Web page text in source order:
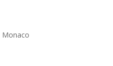
Monaco